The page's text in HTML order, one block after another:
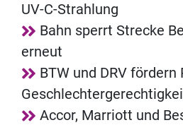
UV-C-Strahlung
Bahn sperrt Strecke
erneut
BTW und DRV
Accor, Marriott und